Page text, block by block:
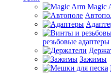
Magic
резьбовые адаптеры
Зажимы